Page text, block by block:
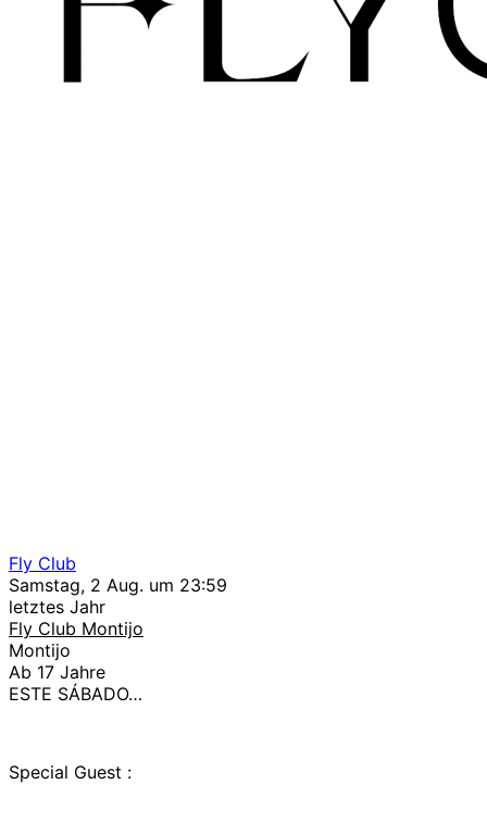
Fly Club
Samstag, 2 Aug. um 23:59
letztes Jahr
Fly Club Montijo
Montijo
Ab 17 Jahre
ESTE SÁBADO…
Special Guest :